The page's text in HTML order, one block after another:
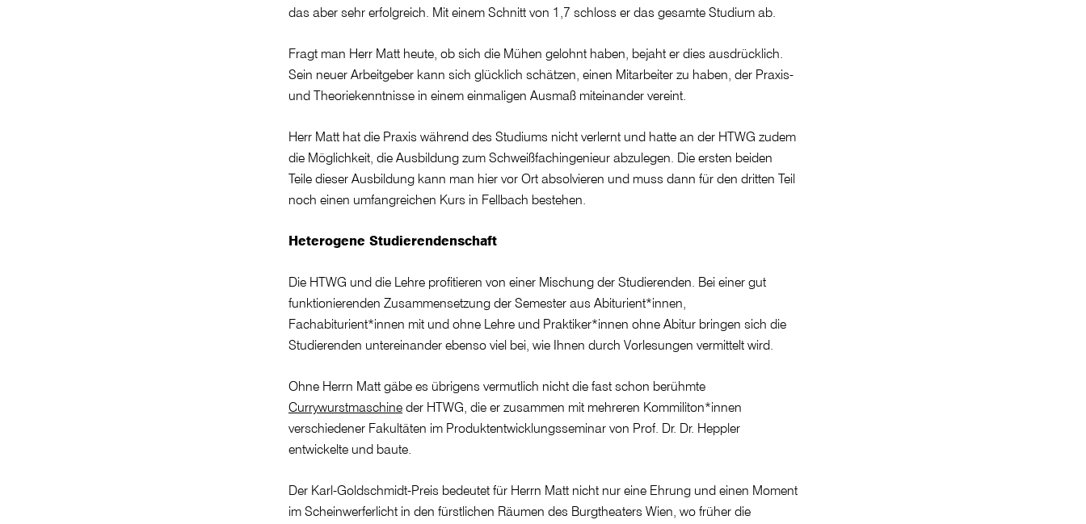
das aber sehr erfolgreich. Mit einem Schnitt von 1,7 schloss er das gesamte Studium ab.
Fragt man Herr Matt heute, ob sich die Mühen gelohnt haben, bejaht er dies ausdrücklich.
Sein neuer Arbeitgeber kann sich glücklich schätzen, einen Mitarbeiter zu haben, der Praxis-
und Theoriekenntnisse in einem einmaligen Ausmaß miteinander vereint.
Herr Matt hat die Praxis während des Studiums nicht verlernt und hatte an der HTWG zudem
die Möglichkeit, die Ausbildung zum Schweißfachingenieur abzulegen. Die ersten beiden
Teile dieser Ausbildung kann man hier vor Ort absolvieren und muss dann für den dritten Teil
noch einen umfangreichen Kurs in Fellbach bestehen.
Heterogene Studierendenschaft
Die HTWG und die Lehre profitieren von einer Mischung der Studierenden. Bei einer gut
funktionierenden Zusammensetzung der Semester aus Abiturient*innen,
Fachabiturient*innen mit und ohne Lehre und Praktiker*innen ohne Abitur bringen sich die
Studierenden untereinander ebenso viel bei, wie Ihnen durch Vorlesungen vermittelt wird.
Ohne Herrn Matt gäbe es übrigens vermutlich nicht die fast schon berühmte
Currywurstmaschine der HTWG, die er zusammen mit mehreren Kommiliton*innen
verschiedener Fakultäten im Produktentwicklungsseminar von Prof. Dr. Dr. Heppler
entwickelte und baute.
Der Karl-Goldschmidt-Preis bedeutet für Herrn Matt nicht nur eine Ehrung und einen Moment
im Scheinwerferlicht in den fürstlichen Räumen des Burgtheaters Wien, wo früher die